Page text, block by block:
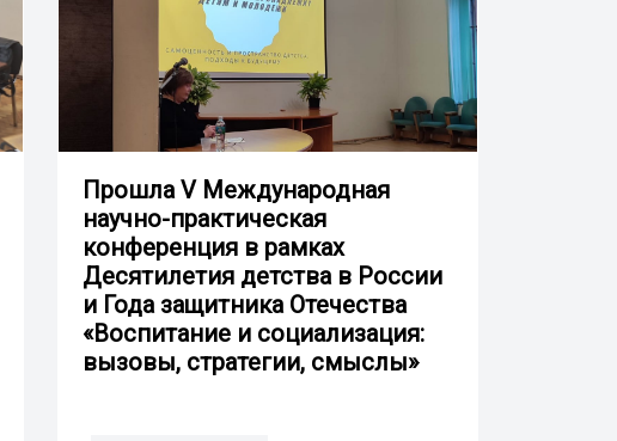
Прошла V Международная
научно-практическая
конференция в рамках
Десятилетия детства в России
и Года защитника Отечества
«Воспитание и социализация:
вызовы, стратегии, смыслы»